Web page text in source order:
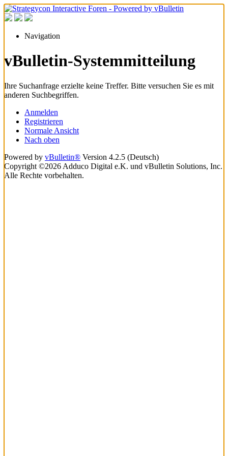
Navigation
vBulletin-Systemmitteilung
Ihre Suchanfrage erzielte keine Treffer. Bitte versuchen Sie es mit
anderen Suchbegriffen.
Anmelden
Registrieren
Normale Ansicht
Nach oben
Powered by vBulletin® Version 4.2.5 (Deutsch)
Copyright ©2026 Adduco Digital e.K. und vBulletin Solutions, Inc.
Alle Rechte vorbehalten.